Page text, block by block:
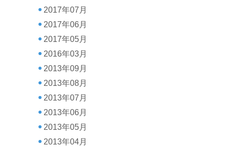
2017年07月
2017年06月
2017年05月
2016年03月
2013年09月
2013年08月
2013年07月
2013年06月
2013年05月
2013年04月